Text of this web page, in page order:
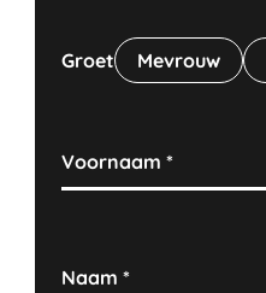
Groet Mevrouw
Voornaam*
Naam*